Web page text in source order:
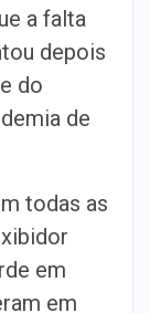
a falta
depois
do
de
todas as
em
em